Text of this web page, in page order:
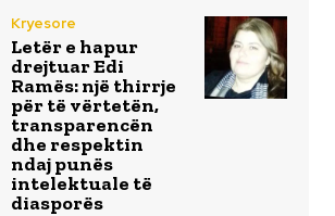
Kryesore
Letër e hapur
drejtuar Edi
Ramës: një thirrje
për të vërtetën,
transparencën
dhe respektin
ndaj punës
intelektuale të
diasporës